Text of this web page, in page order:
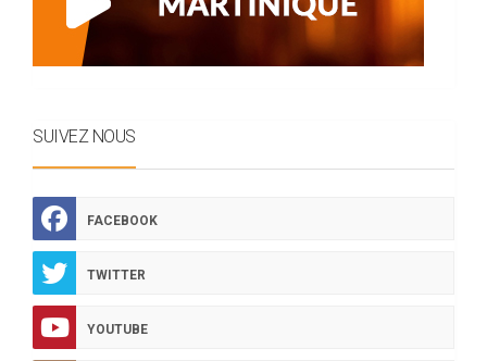
SUIVEZ NOUS
FACEBOOK
TWITTER
YOUTUBE